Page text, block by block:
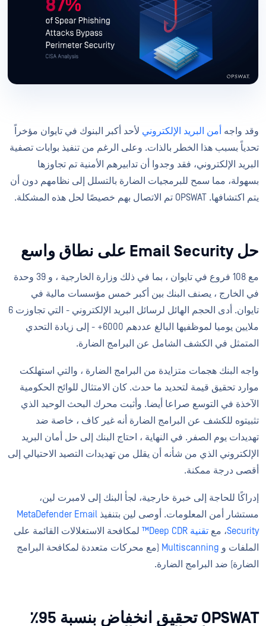
وقد واجه أمن البريد الإلكتروني لأحد أكبر البنوك في تايوان مؤخراً
تحدياً بسبب هذا الخطر بالذات. وعلى الرغم من تنفيذ بوابات تصفية
البريد الإلكتروني، فقد وجدوا أن تدابيرهم الأمنية تم تجاوزها
بسهولة، مما سمح للبرمجيات الضارة بالتسلل إلى نظامهم دون أن
يتم اكتشافها. OPSWAT تم الاتصال بهم خصيصًا لحل هذه المشكلة.
حل Email Security على نطاق واسع
مع 108 فروع في تايوان ، بما في ذلك وزارة الخارجية ، و 39 وحدة
في الخارج ، يصنف البنك بين أكبر خمس مؤسسات مالية في
تايوان. أدى الحجم الهائل لرسائل البريد الإلكتروني - التي تجاوزت 6
ملايين يوميا لموظفيها البالغ عددهم 6000+ - إلى زيادة التحدي
المتمثل في الكشف الشامل عن البرامج الضارة.
واجه البنك هجمات متزايدة من البرامج الضارة ، والتي استهلكت
موارد تحقيق قيمة لتحديد ما حدث. كان الامتثال للوائح الحكومية
الآخذة في التوسع صراعا أيضا. وأثبت محرك البحث الوحيد الذي
تثبيتوه للكشف عن البرامج الضارة أنه غير كاف ، خاصة ضد
تهديدات يوم الصفر. في النهاية ، احتاج البنك إلى حل أمان البريد
الإلكتروني الذي من شأنه أن يقلل من تهديدات التصيد الاحتيالي إلى
أقصى درجة ممكنة.
إدراكًا للحاجة إلى خبرة خارجية، لجأ البنك إلى لامبرت لين،
مستشار أمن المعلومات. أوصى لين بتنفيذ MetaDefender Email
Security، مع تقنية Deep CDR™
لمكافحة الاستغلالات القائمة على
الملفات و Multiscanning (مع محركات متعددة لمكافحة البرامج
الضارة) ضد البرامج الضارة.
OPSWAT تحقيق انخفاض بنسبة 95٪